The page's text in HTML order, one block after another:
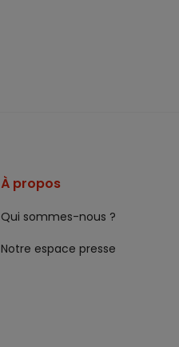
À propos
Qui sommes-nous ?
Notre espace presse